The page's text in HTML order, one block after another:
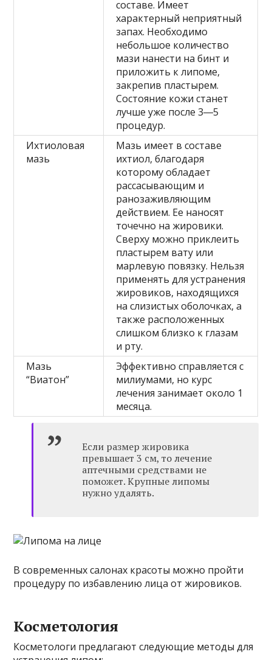
составе. Имеет
характерный неприятный
запах. Необходимо
небольшое количество
мази нанести на бинт и
приложить к липоме,
закрепив пластырем.
Состояние кожи станет
лучше уже после 3―5
процедур.
Ихтиоловая
мазь
Мазь имеет в составе
ихтиол, благодаря
которому обладает
рассасывающим и
ранозаживляющим
действием. Ее наносят
точечно на жировики.
Сверху можно приклеить
пластырем вату или
марлевую повязку. Нельзя
применять для устранения
жировиков, находящихся
на слизистых оболочках, а
также расположенных
слишком близко к глазам
и рту.
Мазь
“Виатон”
Эффективно справляется с
милиумами, но курс
лечения занимает около 1
месяца.
Если размер жировика
превышает 3 см, то лечение
аптечными средствами не
поможет. Крупные липомы
нужно удалять.
В современных салонах красоты можно пройти
процедуру по избавлению лица от жировиков.
Косметология
Косметологи предлагают следующие методы для